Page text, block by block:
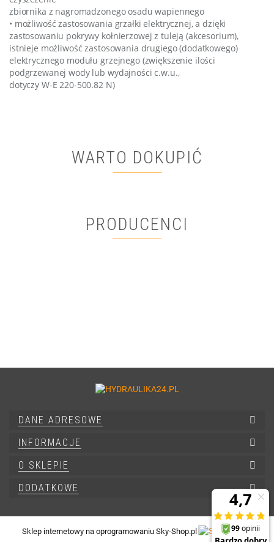
zbiornika z nagromadzonego osadu wapiennego
• możliwość zastosowania grzałki elektrycznej, a dzięki
zastosowaniu pokrywy kołnierzowej z tuleją (akcesorium),
istnieje możliwość zastosowania drugiego (dodatkowego)
elektrycznego modułu grzejnego (zwiększenie ilości
podgrzewanej wody lub wydajności c.w.u.,
dotyczy W-E 220-500.82 N)
WARTO DOKUPIĆ
PRODUCENCI
DANE ADRESOWE
INFORMACJE
O SKLEPIE
DODATKOWE
Sklep internetowy na oprogramowaniu Sky-Shop.pl